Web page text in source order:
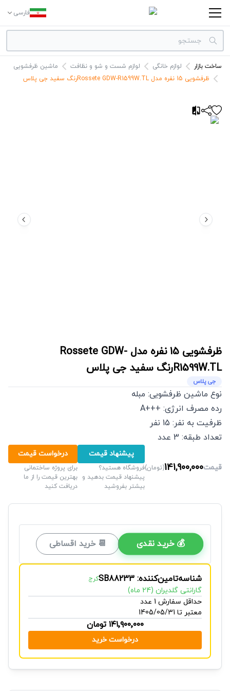
فارسی
دسته بندی‌ها
برندها
ساخت بازار لوازم خانگی لوازم شست و شو و نظافت
ماشین ظرفشویی
ظرفشویی 15 نفره مدل Rossete GDW-R1599W.TLرنگ سفید جی پلاس
ظرفشویی 15 نفره مدل Rossete GDW-
R1599W.TLرنگ سفید
جی پلاس
جی پلاس
نوع ماشین ظرفشویی: مبله
رده مصرف انرژی: +++A
ظرفیت به نفر: 15 نفر
تعداد طبقه: 3 عدد
قیمت141,900,000
(تومان)
پیشنهاد قیمت
فروشگاه هستید؟
پیشنهاد قیمت بدهید و
بیشتر بفروشید
درخواست قیمت
برای پروژه ساختمانی
بهترین قیمت را از ما
دریافت کنید
💰 خرید نقدی 📆 خرید اقساطی
شناسه‌تامین‌کننده: SB88233 کرج
گارانتی گلدیران (24 ماه)
حداقل سفارش 1 عدد
معتبر تا 1405/05/31
۱۴۱٬۹۰۰٬۰۰۰ تومان
درخواست خرید